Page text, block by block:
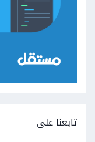
تابعنا على